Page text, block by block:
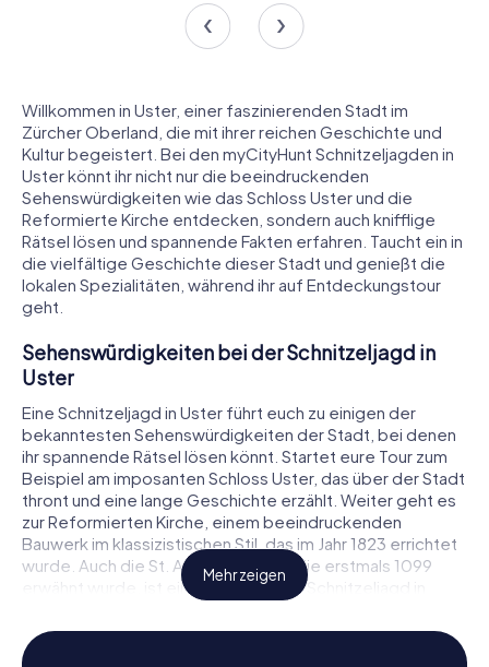
Willkommen in Uster, einer faszinierenden Stadt im
Zürcher Oberland, die mit ihrer reichen Geschichte und
Kultur begeistert. Bei den myCityHunt Schnitzeljagden in
Uster könnt ihr nicht nur die beeindruckenden
Sehenswürdigkeiten wie das Schloss Uster und die
Reformierte Kirche entdecken, sondern auch knifflige
Rätsel lösen und spannende Fakten erfahren. Taucht ein in
die vielfältige Geschichte dieser Stadt und genießt die
lokalen Spezialitäten, während ihr auf Entdeckungstour
geht.
Sehenswürdigkeiten bei der Schnitzeljagd in
Uster
Eine Schnitzeljagd in Uster führt euch zu einigen der
bekanntesten Sehenswürdigkeiten der Stadt, bei denen
ihr spannende Rätsel lösen könnt. Startet eure Tour zum
Beispiel am imposanten Schloss Uster, das über der Stadt
thront und eine lange Geschichte erzählt. Weiter geht es
zur Reformierten Kirche, einem beeindruckenden
Bauwerk im klassizistischen Stil, das im Jahr 1823 errichtet
wurde. Auch die St. Andreas Kirche, die erstmals 1099
erwähnt wurde, ist ein Highlight eurer Schnitzeljagd in
Einblicke, sondern auch knifflige Aufgaben, die es zu
lösen gilt.
Mehr zeigen